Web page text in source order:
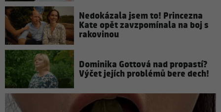
Nedokázala jsem to! Princezna
Kate opět zavzpomínala na boj s
rakovinou
Dominika Gottová nad propastí?
Výčet jejích problémů bere dech!